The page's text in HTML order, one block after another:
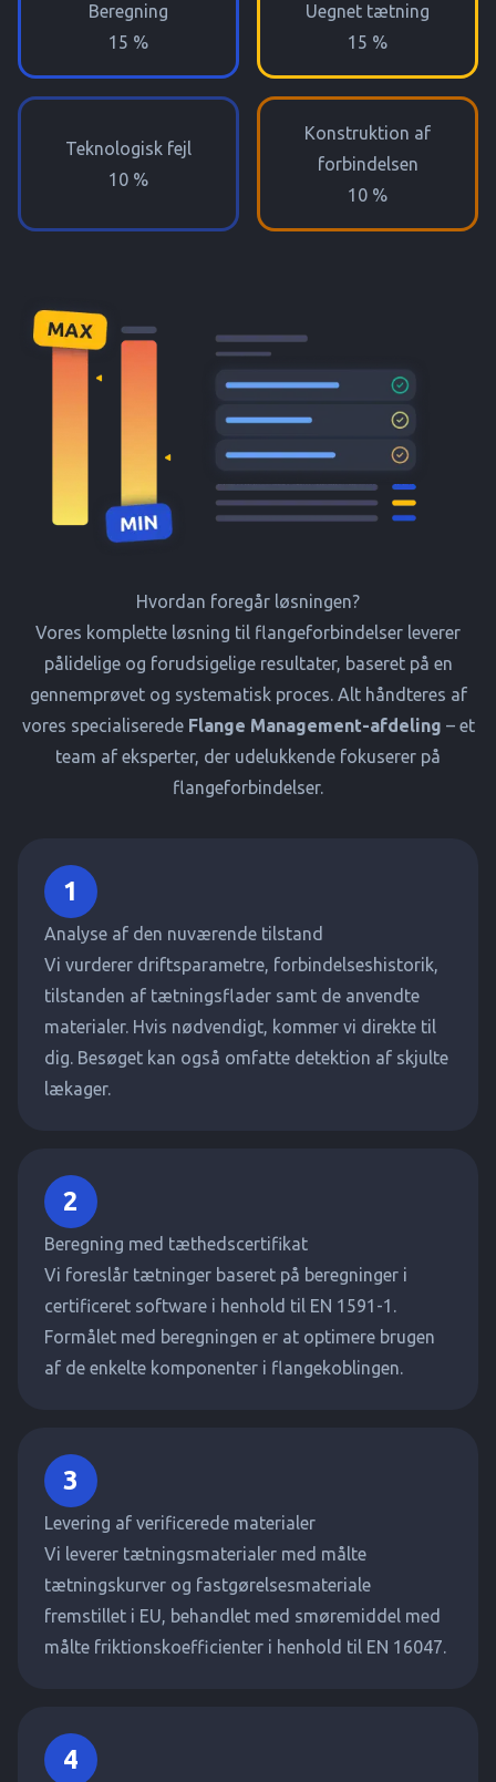
Beregning
15 %
Uegnet tætning
15 %
Teknologisk fejl
10 %
Konstruktion af
forbindelsen
10 %
Hvordan foregår løsningen?
Vores komplette løsning til flangeforbindelser leverer
pålidelige og forudsigelige resultater, baseret på en
gennemprøvet og systematisk proces. Alt håndteres af
vores specialiserede Flange Management-afdeling – et
team af eksperter, der udelukkende fokuserer på
flangeforbindelser.
1
Analyse af den nuværende tilstand
Vi vurderer driftsparametre, forbindelseshistorik,
tilstanden af tætningsflader samt de anvendte
materialer. Hvis nødvendigt, kommer vi direkte til
dig. Besøget kan også omfatte detektion af skjulte
lækager.
2
Beregning med tæthedscertifikat
Vi foreslår tætninger baseret på beregninger i
certificeret software i henhold til EN 1591-1.
Formålet med beregningen er at optimere brugen
af de enkelte komponenter i flangekoblingen.
3
Levering af verificerede materialer
Vi leverer tætningsmaterialer med målte
tætningskurver og fastgørelsesmateriale
fremstillet i EU, behandlet med smøremiddel med
målte friktionskoefficienter i henhold til EN 16047.
4